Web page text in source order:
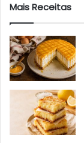
Mais Receitas